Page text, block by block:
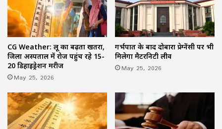
CG Weather: लू का बढ़ता खतरा,
जिला अस्पताल में रोज पहुंच रहे 15-
20 डिहाइड्रेशन मरीज
May 25, 2026
गर्भपात के बाद दोबारा प्रेग्नेंसी पर भी
मिलेगा मैटरनिटी लीव
May 25, 2026